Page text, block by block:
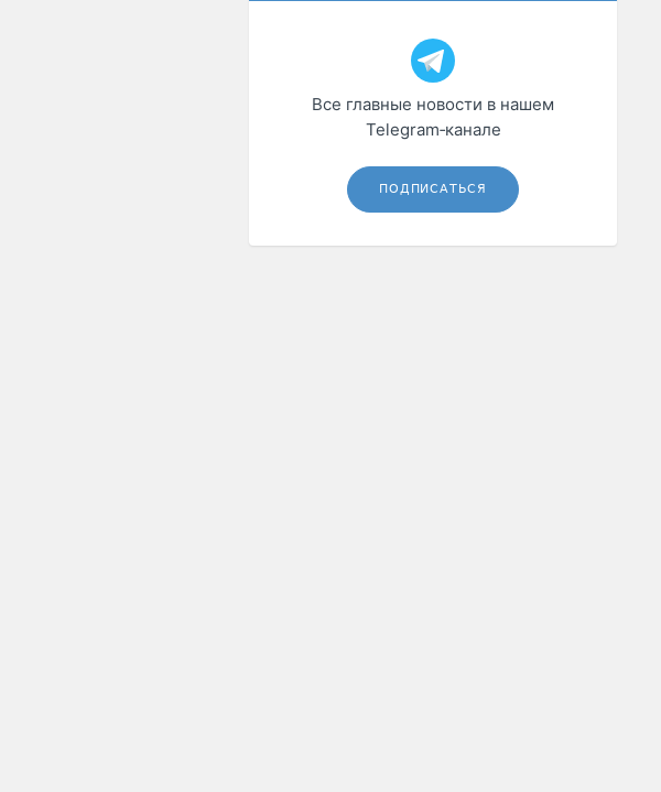
Все главные новости в нашем
Telegram‑канале
ПОДПИСАТЬСЯ